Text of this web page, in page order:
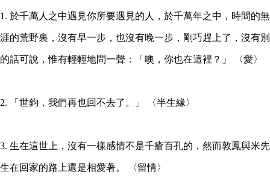
1. 於千萬人之中遇見你所要遇見的人，於千萬年之中，時間的無
涯的荒野裏，沒有早一步，也沒有晚一步，剛巧趕上了，沒有別
的話可說，惟有輕輕地問一聲：「噢，你也在這裡？」 〈愛〉
2. 「世鈞，我們再也回不去了。」 〈半生緣〉
3. 生在這世上，沒有一樣感情不是千瘡百孔的，然而敦鳳與米先
生在回家的路上還是相愛著。 〈留情〉